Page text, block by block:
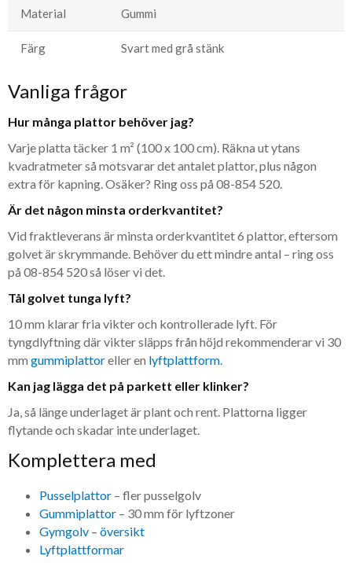
Material Gummi
Färg Svart med grå stänk
Vanliga frågor
Hur många plattor behöver jag?
Varje platta täcker 1 m² (100 x 100 cm). Räkna ut ytans
kvadratmeter så motsvarar det antalet plattor, plus någon
extra för kapning. Osäker? Ring oss på 08-854 520.
Är det någon minsta orderkvantitet?
Vid fraktleverans är minsta orderkvantitet 6 plattor, eftersom
golvet är skrymmande. Behöver du ett mindre antal – ring oss
på 08-854 520 så löser vi det.
Tål golvet tunga lyft?
10 mm klarar fria vikter och kontrollerade lyft. För
tyngdlyftning där vikter släpps från höjd rekommenderar vi 30
mm gummiplattoreller en lyftplattform.
Kan jag lägga det på parkett eller klinker?
Ja, så länge underlaget är plant och rent. Plattorna ligger
flytande och skadar inte underlaget.
Komplettera med
Pusselplattor – fler pusselgolv
Gummiplattor – 30 mm för lyftzoner
Gymgolv – översikt
Lyftplattformar